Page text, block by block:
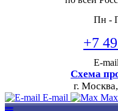
Пн -
+7
E-
Схема
г.
E-mail Max